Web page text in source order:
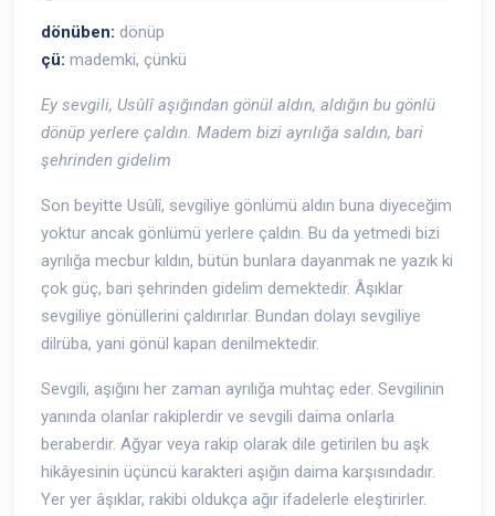
dönüben: dönüp
çü: mademki, çünkü
Ey sevgili, Usûlî aşığından gönül aldın, aldığın bu gönlü
dönüp yerlere çaldın. Madem bizi ayrılığa saldın, bari
şehrinden gidelim
Son beyitte Usûlî, sevgiliye gönlümü aldın buna diyeceğim
yoktur ancak gönlümü yerlere çaldın. Bu da yetmedi bizi
ayrılığa mecbur kıldın, bütün bunlara dayanmak ne yazık ki
çok güç, bari şehrinden gidelim demektedir. Âşıklar
sevgiliye gönüllerini çaldırırlar. Bundan dolayı sevgiliye
dilrüba, yani gönül kapan denilmektedir.
Sevgili, aşığını her zaman ayrılığa muhtaç eder. Sevgilinin
yanında olanlar rakiplerdir ve sevgili daima onlarla
beraberdir. Ağyar veya rakip olarak dile getirilen bu aşk
hikâyesinin üçüncü karakteri aşığın daima karşısındadır.
Yer yer âşıklar, rakibi oldukça ağır ifadelerle eleştirirler.